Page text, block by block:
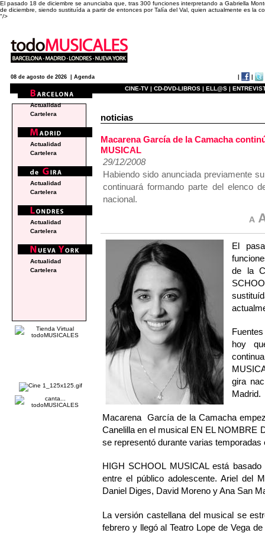
El pasado 18 de diciembre se anunciaba que, tras 300 funciones interpretando a Gabriella
de diciembre, siendo sustituída a partir de entonces por Talía del Val, quien actualmente es la
"/>
08 de agosto de 2026 | Agenda
CINE-TV | CD-DVD-LIBROS | ELL@S |
noticias
Macarena García de la Camacha
MUSICAL
29/12/2008
Habiendo sido anunciada previamente
continuará formando parte del elenco
nacional.
El
de la
hoy
gira
Madrid.
Macarena García de la Camacha
Canelilla en el musical EN EL NOMBRE
se representó durante varias temporadas
HIGH SCHOOL MUSICAL está
entre el público adolescente. Ariel del
Daniel Diges, David Moreno y Ana San
La versión castellana del musical se
febrero y llegó al Teatro Lope de Vega
Actualidad
Cartelera
Actualidad
Cartelera
Actualidad
Cartelera
Actualidad
Cartelera
Actualidad
Cartelera